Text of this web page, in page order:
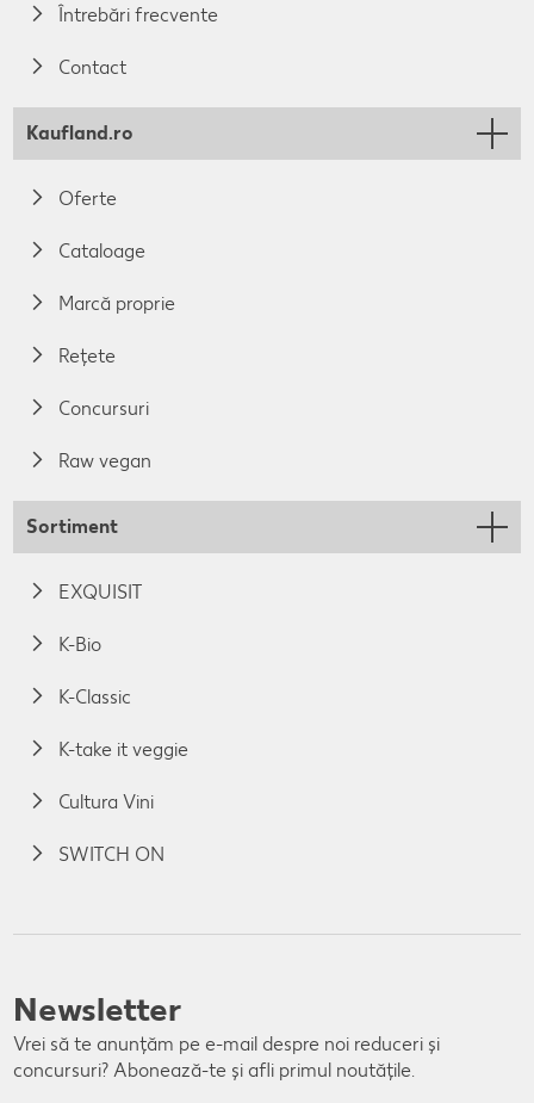
Întrebări frecvente
Contact
Kaufland.ro
Oferte
Cataloage
Marcă proprie
Rețete
Concursuri
Raw vegan
Sortiment
EXQUISIT
K-Bio
K-Classic
K-take it veggie
Cultura Vini
SWITCH ON
Newsletter
Vrei să te anunțăm pe e-mail despre noi reduceri și
concursuri? Abonează-te și afli primul noutățile.